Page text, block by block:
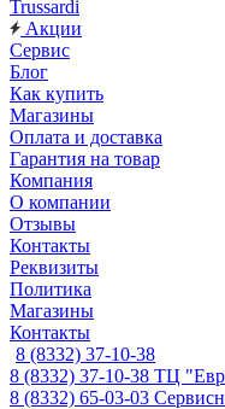
Trussardi
Акции
Сервис
Блог
Как купить
Магазины
Оплата и доставка
Гарантия на товар
Компания
О компании
Отзывы
Контакты
Реквизиты
Политика
Магазины
Контакты
8 (8332) 37-10-38
8 (8332) 37-10-38 ТЦ
8 (8332) 65-03-03